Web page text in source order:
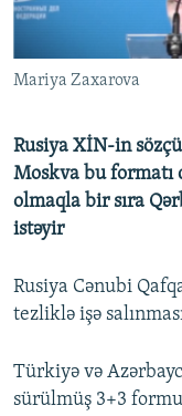
İZ - MƏDƏNIYYƏT
MATERIALLARIMIZDAN
AZADLIQRADIOSU
BIZIMLƏ ƏLAQƏ
RFE/RL-in bütün
Mariya Zaxarova
Rusiya XİN-in
Moskva bu formatı
olmaqla bir sıra
istəyir
Rusiya Cənubi
tezliklə işə
Türkiyə və
sürülmüş 3+3